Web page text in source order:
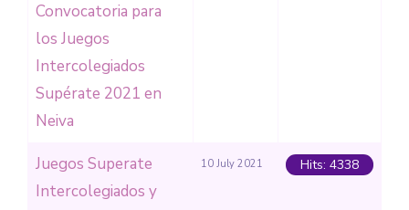
Convocatoria para
los Juegos
Intercolegiados
Supérate 2021 en
Neiva
Juegos Superate
Intercolegiados y
10 July 2021 Hits: 4338